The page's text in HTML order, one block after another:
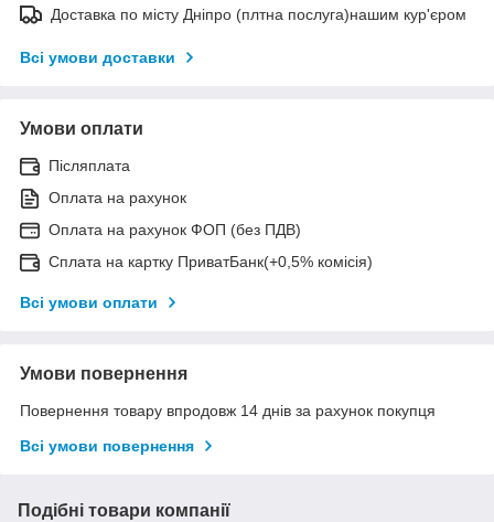
Доставка по місту Дніпро (плтна послуга)нашим кур'єром
Всі умови доставки
Умови оплати
Післяплата
Оплата на рахунок
Оплата на рахунок ФОП (без ПДВ)
Сплата на картку ПриватБанк(+0,5% комісія)
Всі умови оплати
Умови повернення
Повернення товару впродовж 14 днів за рахунок покупця
Всі умови повернення
Подібні товари компанії